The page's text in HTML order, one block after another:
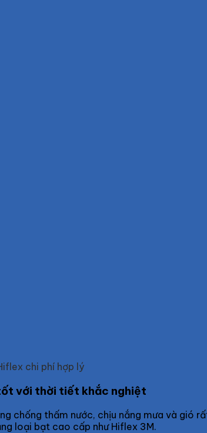
chi phí hợp lý
với thời tiết khắc nghiệt
chống thấm nước, chịu nắng mưa và gió
loại bạt cao cấp như Hiflex 3M.